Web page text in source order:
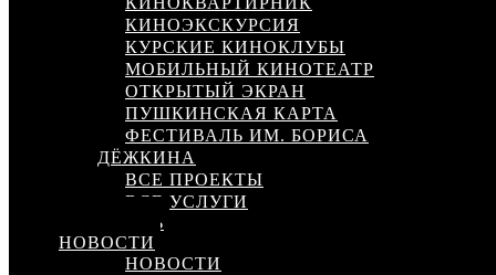
КИНОЭКСКУРСИЯ
КУРСКИЕ КИНОКЛУБЫ
МОБИЛЬНЫЙ КИНОТЕАТР
ОТКРЫТЫЙ ЭКРАН
ПУШКИНСКАЯ КАРТА
ФЕСТИВАЛЬ ИМ. БОРИСА
ДЁЖКИНА
ВСЕ ПРОЕКТЫ
ВСЕ УСЛУГИ
КИНОСЕТЬ
НОВОСТИ
НОВОСТИ